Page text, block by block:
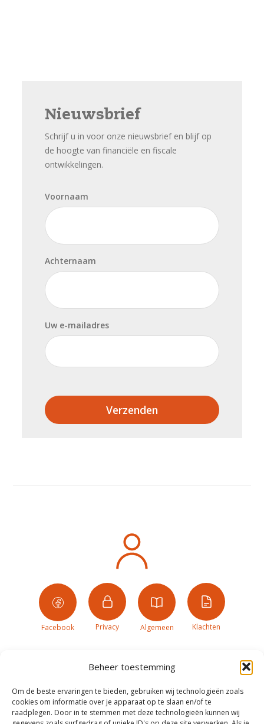
Beheer toestemming
Om de beste ervaringen te bieden, gebruiken wij technologieën zoals
cookies om informatie over je apparaat op te slaan en/of te
raadplegen. Door in te stemmen met deze technologieën kunnen wij
Nieuwsbrief
Schrijf u in voor onze nieuwsbrief en blijf op
de hoogte van financiële en fiscale
ontwikkelingen.
Voornaam
Achternaam
Uw e-mailadres
Verzenden
Facebook Privacy Algemeen Klachten